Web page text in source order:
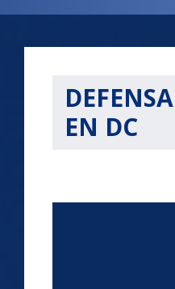
EN DC